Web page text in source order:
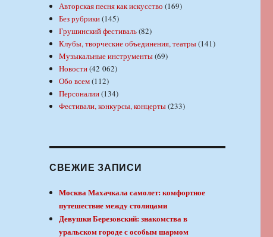
Авторская песня как искусство (169)
Без рубрики(145)
Грушинский фестиваль(82)
Клубы, творческие объединения, театры(141)
Музыкальные инструменты(69)
Новости(42 062)
Обо всем(112)
Персоналии(134)
Фестивали, конкурсы, концерты(233)
СВЕЖИЕ ЗАПИСИ
Москва Махачкала самолет: комфортное
путешествие между столицами
Девушки Березовский: знакомства в
уральском городе с особым шармом